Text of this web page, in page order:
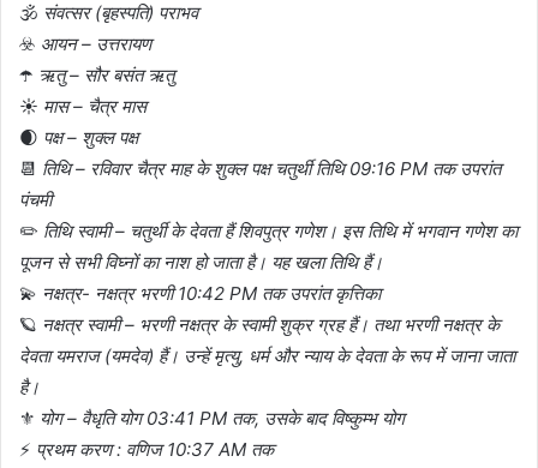
🕉️ संवत्सर (बृहस्पति) पराभव
☣️ आयन – उत्तरायण
☂️ ऋतु – सौर बसंत ऋतु
☀️ मास – चैत्र मास
🌒 पक्ष – शुक्ल पक्ष
📆 तिथि – रविवार चैत्र माह के शुक्ल पक्ष चतुर्थी तिथि 09:16 PM तक उपरांत
पंचमी
✏️ तिथि स्वामी – चतुर्थी के देवता हैं शिवपुत्र गणेश। इस तिथि में भगवान गणेश का
पूजन से सभी विघ्नों का नाश हो जाता है। यह खला तिथि हैं।
💫 नक्षत्र- नक्षत्र भरणी 10:42 PM तक उपरांत कृत्तिका
🪐 नक्षत्र स्वामी – भरणी नक्षत्र के स्वामी शुक्र ग्रह हैं। तथा भरणी नक्षत्र के
देवता यमराज (यमदेव) हैं। उन्हें मृत्यु, धर्म और न्याय के देवता के रूप में जाना जाता
है।
⚜️ योग – वैधृति योग 03:41 PM तक, उसके बाद विष्कुम्भ योग
⚡ प्रथम करण : वणिज 10:37 AM तक